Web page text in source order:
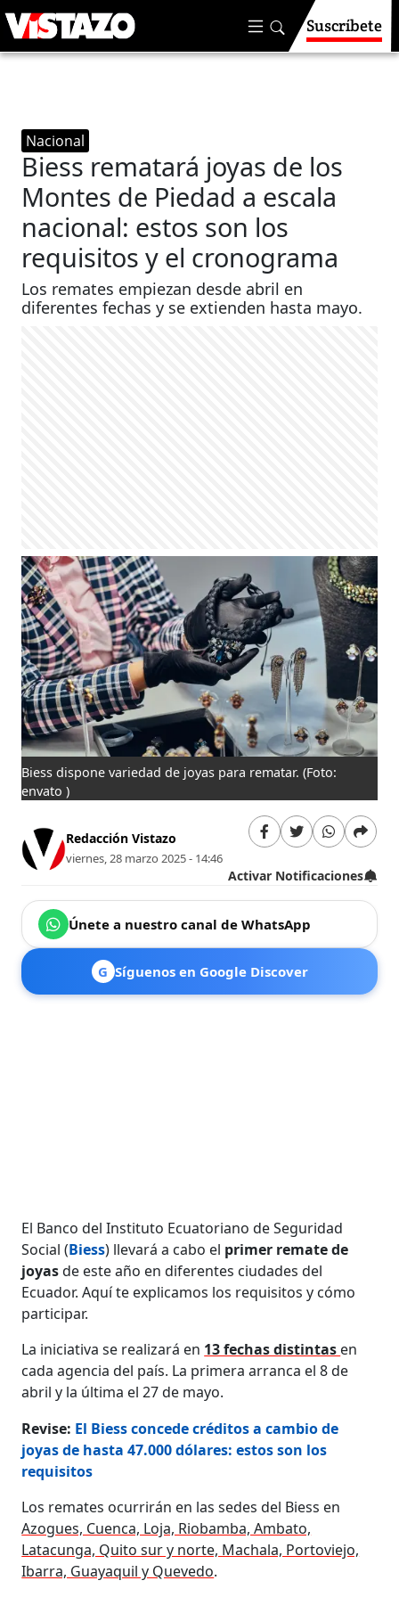
Suscríbete
Nacional
Biess rematará joyas de los
Montes de Piedad a escala
nacional: estos son los
requisitos y el cronograma
Los remates empiezan desde abril en
diferentes fechas y se extienden hasta mayo.
Biess dispone variedad de joyas para rematar.(Foto:
envato )
Redacción Vistazo
viernes, 28 marzo 2025 - 14:46
Activar Notificaciones
Únete a nuestro canal de WhatsApp
G Síguenos en Google Discover
El Banco del Instituto Ecuatoriano de Seguridad
Social (Biess) llevará a cabo el primer remate de
joyasde este año en diferentes ciudades del
Ecuador. Aquí te explicamos los requisitos y cómo
participar.
La iniciativa se realizará en 13 fechas distintas en
cada agencia del país. La primera arranca el 8 de
abril y la última el 27 de mayo.
Revise: El Biess concede créditos a cambio de
joyas de hasta 47.000 dólares: estos son los
requisitos
Los remates ocurrirán en las sedes del Biess en
Azogues, Cuenca, Loja, Riobamba, Ambato,
Latacunga, Quito sur y norte, Machala, Portoviejo,
Ibarra, Guayaquil y Quevedo.